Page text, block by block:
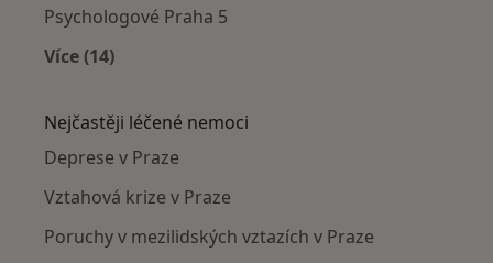
Psychologové Praha 5
Více (14)
Nejčastěji léčené nemoci
Deprese v Praze
Vztahová krize v Praze
Poruchy v mezilidských vztazích v Praze